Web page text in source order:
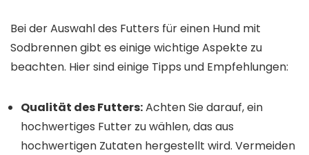
Bei der Auswahl des Futters für einen Hund mit
Sodbrennen gibt es einige wichtige Aspekte zu
beachten. Hier sind einige Tipps und Empfehlungen:
Qualität des Futters:Achten Sie darauf, ein
hochwertiges Futter zu wählen, das aus
hochwertigen Zutaten hergestellt wird. Vermeiden